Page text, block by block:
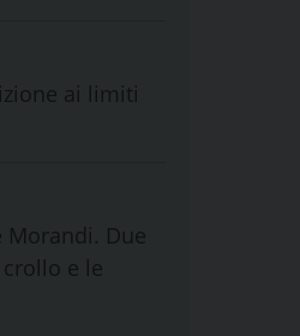
ai limiti
Morandi. Due
e le